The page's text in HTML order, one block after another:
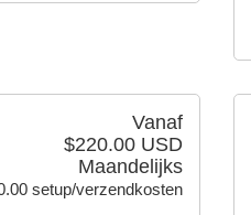
Vanaf
$220.00 USD
Maandelijks
setup/verzendkosten